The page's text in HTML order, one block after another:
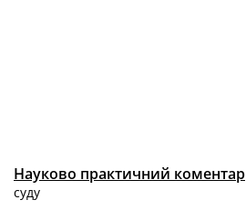
Науково практичний коментар
суду